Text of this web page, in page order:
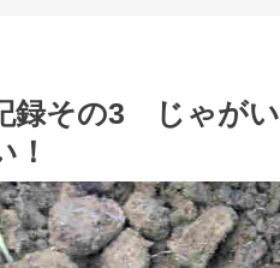
録その3 じゃが
！